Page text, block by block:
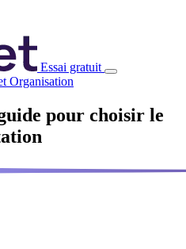
Essai gratuit
Organisation
pour choisir le